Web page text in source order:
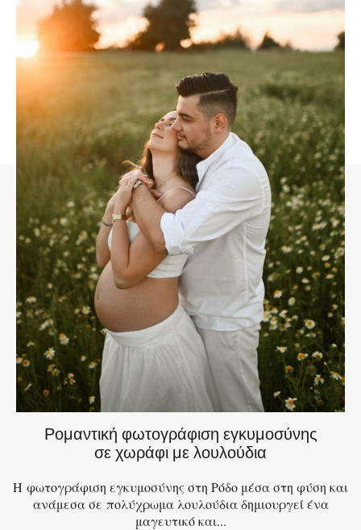
Ρομαντική φωτογράφιση εγκυμοσύνης
σε χωράφι με λουλούδια
Η φωτογράφιση εγκυμοσύνης στη Ρόδο μέσα στη φύση και
ανάμεσα σε πολύχρωμα λουλούδια δημιουργεί ένα
μαγευτικό και...